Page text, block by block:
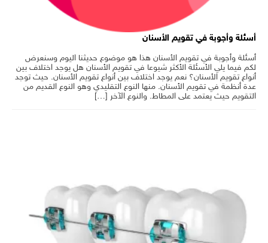
أسئلة وأجوبة في تقويم الأسنان
أسئلة وأجوبة في تقويم الأسنان هذا هو موضوع حديثنا اليوم وسنعرض
لكم فيما يلي الأسئلة الأكثر شيوعا في تقويم الأسنان هل يوجد اختلاف بين
أنواع تقويم الأسنان؟ نعم يوجد اختلاف بين أنواع تقويم الأسنان. حيث توجد
عدة أنظمة في تقويم الأسنان. منها النوع التقليدي وهو النوع القديم من
التقويم حيث يعتمد على المطاط. والنوع الآخر […]